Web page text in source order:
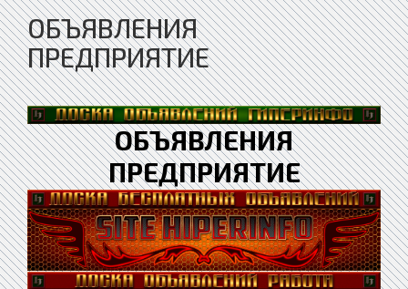
ОБЪЯВЛЕНИЯ
ПРЕДПРИЯТИЕ
ОБЪЯВЛЕНИЯ
ПРЕДПРИЯТИЕ